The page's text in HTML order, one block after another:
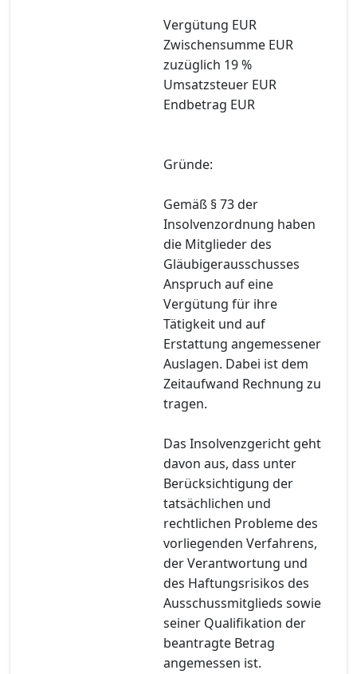
Vergütung EUR
Zwischensumme EUR
zuzüglich 19 %
Umsatzsteuer EUR
Endbetrag EUR
Gründe:
Gemäß § 73 der
Insolvenzordnung haben
die Mitglieder des
Gläubigerausschusses
Anspruch auf eine
Vergütung für ihre
Tätigkeit und auf
Erstattung angemessener
Auslagen. Dabei ist dem
Zeitaufwand Rechnung zu
tragen.
Das Insolvenzgericht geht
davon aus, dass unter
Berücksichtigung der
tatsächlichen und
rechtlichen Probleme des
vorliegenden Verfahrens,
der Verantwortung und
des Haftungsrisikos des
Ausschussmitglieds sowie
seiner Qualifikation der
beantragte Betrag
angemessen ist.